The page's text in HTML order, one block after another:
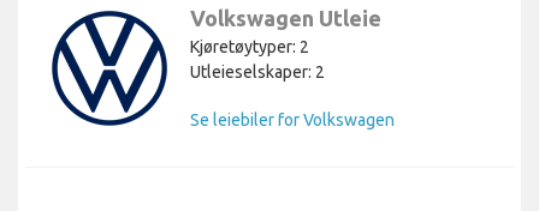
Volkswagen Utleie
Kjøretøytyper: 2
Utleieselskaper: 2
Se leiebiler for Volkswagen